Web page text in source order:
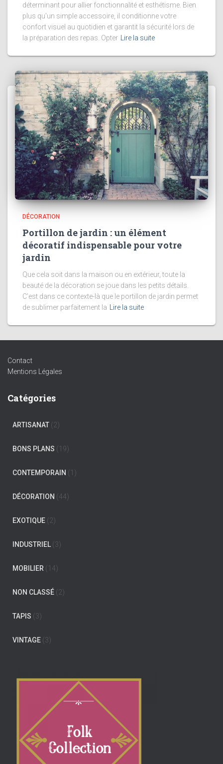
déterminant pour allier fonctionnalité et esthétisme. Bien
plus qu'un simple accessoire, il conditionne votre
confort visuel au quotidien et garantit la sécurité lors de
la préparation des repas. Opter Lire la suite
DÉCORATION
Portillon de jardin : un élément
décoratif indispensable pour votre
jardin
Que cela soit dans la maison ou en extérieur, toute la
beauté de la décoration se joue dans les petits détails.
C’est dans ce contexte-là que le portillon de jardin permet
de sublimer parfaitement la
Lire la suite
Contact
Mentions Légales
Catégories
ARTISANAT (2)
BONS PLANS (19)
CONTEMPORAIN (1)
DÉCORATION (44)
EXOTIQUE (2)
INDUSTRIEL (3)
MOBILIER (14)
NON CLASSÉ (2)
TAPIS (3)
VINTAGE (3)